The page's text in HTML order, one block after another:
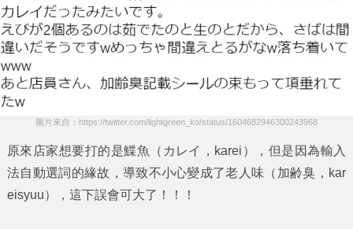
圖片來自：https://twitter.com/lightgreen_ko/status/1604682946300243968
原來店家想要打的是鰈魚
（カレイ，karei），但是因為輸入
法自動選詞的緣故，導致不小心變成了老人味 （加齢臭，kar
eisyuu），這下誤會可大了！！！